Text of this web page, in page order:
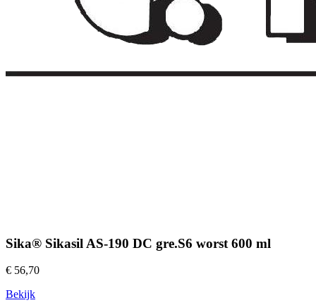
Sika® Sikasil AS-190 DC gre.S6 worst 600 ml
€ 56,70
Bekijk